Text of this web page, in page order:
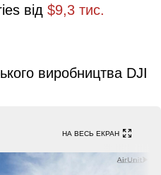
від $9,3 тис.
виробництва DJI
НА ВЕСЬ ЕКРАН